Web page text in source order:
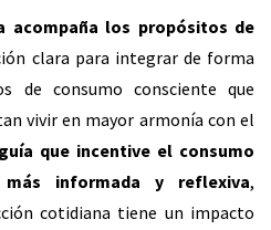
acompaña los propósitos de
clara para integrar de forma
de consumo consciente que
vivir en mayor armonía con el
guía que incentive el consumo
informada y reflexiva,
cotidiana tiene un impacto